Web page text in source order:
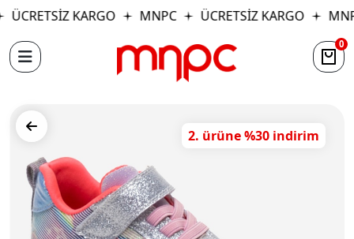
ÜCRETSİZ KARGO MNPC ÜCRETSİZ KARGO
0
2. ürüne %30 indirim